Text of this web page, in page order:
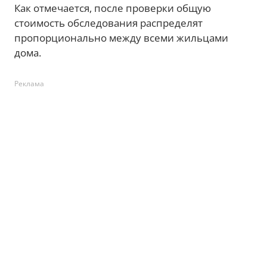
Как отмечается, после проверки общую
стоимость обследования распределят
пропорционально между всеми жильцами
дома.
Реклама